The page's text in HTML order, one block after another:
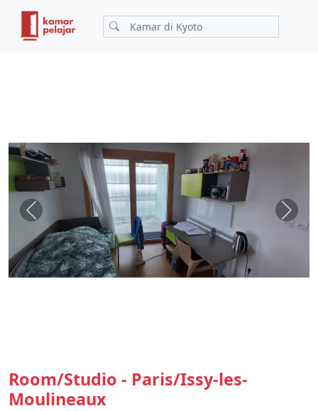
Previous Next
Room/Studio - Paris/Issy-les-
Moulineaux